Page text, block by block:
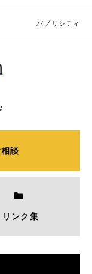
パブリシティ
談
リンク集